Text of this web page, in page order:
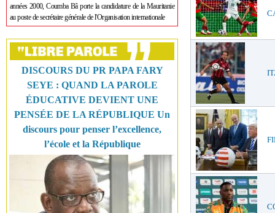
années 2000, Coumba Bâ porte la candidature de la Mauritanie
au poste de secrétaire générale de l'Organisation internationale
DISCOURS DU PR PAPA FARY
SEYE : QUAND LA PAROLE
ÉDUCATIVE DEVIENT UNE
PENSÉE DE LA RÉPUBLIQUE Un
discours pour penser l’excellence,
l’école et la République